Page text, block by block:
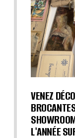
VENEZ
L'ANNÉE